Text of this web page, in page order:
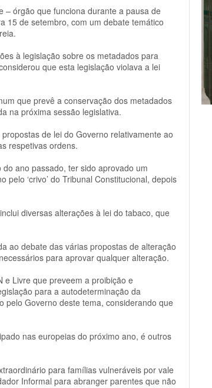
– órgão que funciona durante a pausa de
15 de setembro, com um debate temático
à legislação sobre os metadados para
que esta legislação violava a lei
que prevê a conservação dos metadados
na próxima sessão legislativa.
de lei do Governo relativamente ao
respetivas ordens.
ano passado, ter sido aprovado um
‘crivo’ do Tribunal Constitucional, depois
diversas alterações à lei do tabaco, que
ao debate das várias propostas de alteração
para aprovar qualquer alteração.
e Livre que preveem a proibição e
para a autodeterminação da
pelo Governo deste tema, considerando que
nas europeias do próximo ano, é outros
para famílias vulneráveis por vale
Informal para abranger parentes que não